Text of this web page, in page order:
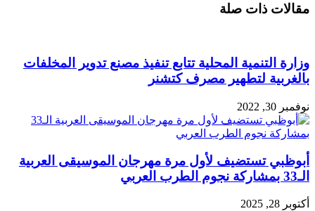
البريد
مقالات ذات صلة
وزارة التنمية المحلية تتابع تنفيذ مصنع تدوير المخلفات
بالغربية لتطهير مصرف كتشنر
نوفمبر 30, 2022
أبوظبي تستضيف لأول مرة مهرجان الموسيقى العربية
الـ33 بمشاركة نجوم الطرب العربي
أكتوبر 28, 2025